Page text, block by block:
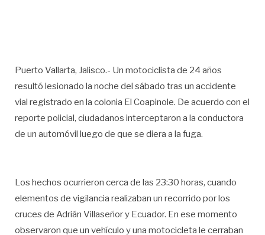
Puerto Vallarta, Jalisco.- Un motociclista de 24 años
resultó lesionado la noche del sábado tras un accidente
vial registrado en la colonia El Coapinole. De acuerdo con el
reporte policial, ciudadanos interceptaron a la conductora
de un automóvil luego de que se diera a la fuga.
Los hechos ocurrieron cerca de las 23:30 horas, cuando
elementos de vigilancia realizaban un recorrido por los
cruces de Adrián Villaseñor y Ecuador. En ese momento
observaron que un vehículo y una motocicleta le cerraban